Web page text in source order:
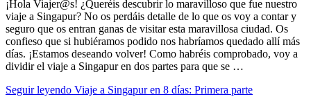
¡Hola Viajer@s! ¿Queréis descubrir lo maravilloso que fue nuestro
viaje a Singapur? No os perdáis detalle de lo que os voy a contar y
seguro que os entran ganas de visitar esta maravillosa ciudad. Os
confieso que si hubiéramos podido nos habríamos quedado allí más
días. ¡Estamos deseando volver! Como habréis comprobado, voy a
dividir el viaje a Singapur en dos partes para que se …
Seguir leyendo Viaje a Singapur en 8 días: Primera parte